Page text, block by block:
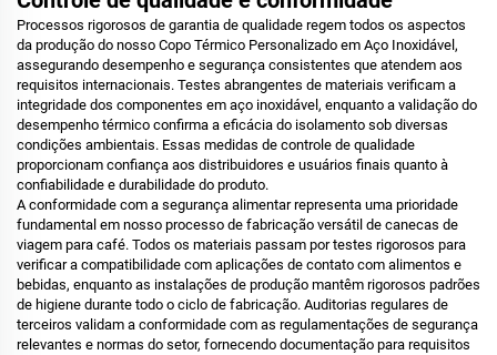
Processos rigorosos de garantia de qualidade regem todos os aspectos
da produção do nosso Copo Térmico Personalizado em Aço Inoxidável,
assegurando desempenho e segurança consistentes que atendem aos
requisitos internacionais. Testes abrangentes de materiais verificam a
integridade dos componentes em aço inoxidável, enquanto a validação do
desempenho térmico confirma a eficácia do isolamento sob diversas
condições ambientais. Essas medidas de controle de qualidade
proporcionam confiança aos distribuidores e usuários finais quanto à
confiabilidade e durabilidade do produto.
A conformidade com a segurança alimentar representa uma prioridade
fundamental em nosso processo de fabricação versátil de canecas de
viagem para café. Todos os materiais passam por testes rigorosos para
verificar a compatibilidade com aplicações de contato com alimentos e
bebidas, enquanto as instalações de produção mantêm rigorosos padrões
de higiene durante todo o ciclo de fabricação. Auditorias regulares de
terceiros validam a conformidade com as regulamentações de segurança
relevantes e normas do setor, fornecendo documentação para requisitos